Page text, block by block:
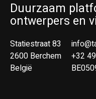
Duurzaam
ontwerpers en
Statiestraat 83
2600 Berchem
België
+32